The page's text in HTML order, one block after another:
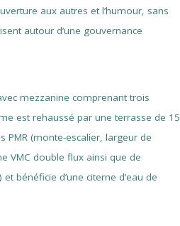
aux autres et l’humour, sans
autour d’une gouvernance
mezzanine comprenant trois
est rehaussé par une terrasse de 15
PMR (monte-escalier, largeur de
VMC double flux ainsi que de
bénéficie d’une citerne d’eau de